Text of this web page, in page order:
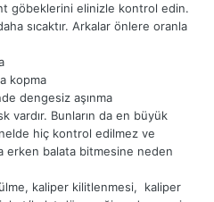
göbeklerini elinizle kontrol edin.
sıcaktır. Arkalar önlere oranla
kopma
dengesiz aşınma
vardır. Bunların da en büyük
hiç kontrol edilmez ve
erken balata bitmesine neden
kaliper kilitlenmesi, kaliper